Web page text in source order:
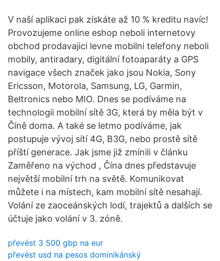
V naší aplikaci pak získáte až 10 % kreditu navíc!
Provozujeme online eshop neboli internetovy
obchod prodavajici levne mobilni telefony neboli
mobily, antiradary, digitální fotoaparáty a GPS
navigace všech značek jako jsou Nokia, Sony
Ericsson, Motorola, Samsung, LG, Garmin,
Beltronics nebo MIO. Dnes se podíváme na
technologii mobilní sítě 3G, která by měla být v
Číně doma. A také se letmo podíváme, jak
postupuje vývoj sítí 4G, B3G, nebo prostě sítě
příští generace. Jak jsme již zmínili v článku
Zaměřeno na východ , Čína dnes představuje
největší mobilní trh na světě. Komunikovat
můžete i na místech, kam mobilní sítě nesahají.
Volání ze zaoceánských lodí, trajektů a dalších se
účtuje jako volání v 3. zóně.
převést 3 500 gbp na eur
převést usd na pesos dominikánský